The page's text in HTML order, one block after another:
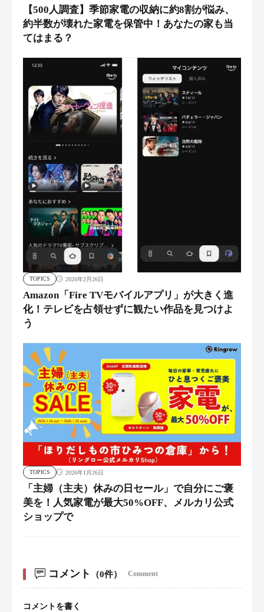
【500人調査】季節家電の収納に約8割が悩み、
約半数が壊れた家電を保管中！あなたの家も当
てはまる？
TOPICS 2026年2月26日
Amazon「Fire TVモバイルアプリ」が大きく進
化！テレビを占領せずに観たい作品を見つけよ
う
TOPICS 2026年1月26日
「主婦（主夫）休みの日セール」で自分にご褒
美を！人気家電が最大50%OFF、メルカリ公式
ショップで
コメント （0件） Comment
コメントを書く